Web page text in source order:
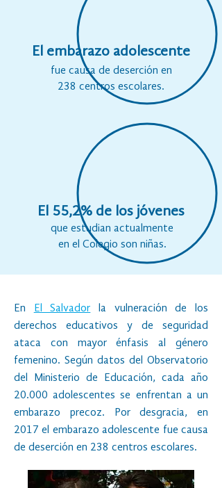
El embarazo adolescente
fue causa de deserción en
238 centros escolares.
El 55,2% de los jóvenes
que estudian actualmente
en el Colegio son niñas.
En El Salvador
la vulneración de los
derechos educativos y de seguridad
ataca con mayor énfasis al género
femenino. Según datos del Observatorio
del Ministerio de Educación, cada año
20.000 adolescentes se enfrentan a un
embarazo precoz. Por desgracia, en
2017 el embarazo adolescente fue causa
de deserción en 238 centros escolares.